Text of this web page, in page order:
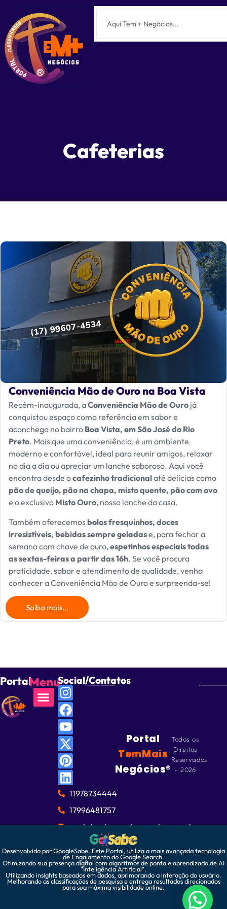
Cafeterias
Conveniência Mão de Ouro na Boa Vista
Recém-inaugurada, aConveniência Mão de Ouro já
conquistou espaço como referência em sabor e
aconchego no bairro Boa Vista, em São José do Rio
Preto. Mais que uma conveniência, é um ambiente
moderno e confortável, ideal para reunir amigos, relaxar
no dia a dia ou apreciar um lanche saboroso. Aqui você
encontra desde ocafezinho tradicionalaté delícias como
pão de queijo, pão na chapa, misto quente, pão com ovo
e o exclusivo Misto Ouro, nosso lanche da casa.
Também oferecemos bolos fresquinhos, doces
irresistíveis, bebidas sempre geladase, para fechar a
semana com chave de ouro, espetinhos especiais todas
as sextas-feiras a partir das 16h. Se você procura
praticidade, sabor e atendimento de qualidade, venha
conhecer a Conveniência Mão de Ouro e surpreenda-se!
Saiba mais...
PortalMenuSocial/Contatos
11978734444
17996481757
contato@temmaisnegocios.com.br
Portal
TemMais
Negócios®
Todos os
Direitos
Reservados
- 2026
Desenvolvido por GoogleSabe, Este Portal, utiliza a mais avançada tecnologia
de Engajamento do Google Search.
Otimizando sua presença digital com algoritmos de ponta e aprendizado de AI
"Inteligência Artificial".
Utilizando insights baseados em dados, aprimorando a interação do usuário.
Melhorando as classificações de pesquisa e entrega resultados direcionados
para sua máxima visibilidade online.